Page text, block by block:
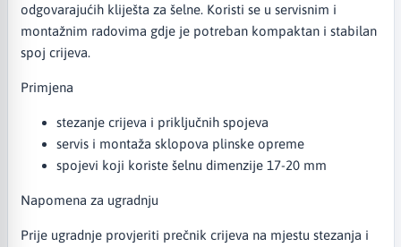
odgovarajućih kliješta za šelne. Koristi se u servisnim i
montažnim radovima gdje je potreban kompaktan i stabilan
spoj crijeva.
Primjena
stezanje crijeva i priključnih spojeva
servis i montaža sklopova plinske opreme
spojevi koji koriste šelnu dimenzije 17-20 mm
Napomena za ugradnju
Prije ugradnje provjeriti prečnik crijeva na mjestu stezanja i